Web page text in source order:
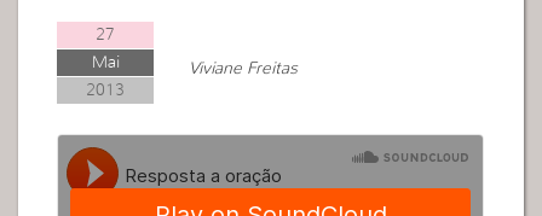
27
Mai
2013
Viviane Freitas